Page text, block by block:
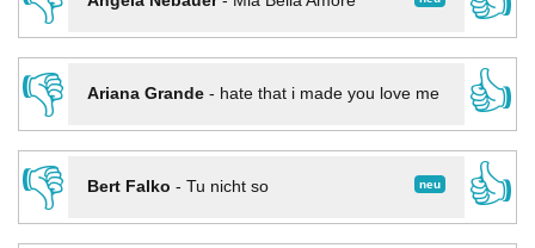
👎
Ariana Grande- hate that i made you love me
👍
👎
neu
Bert Falko - Tu nicht so
👍